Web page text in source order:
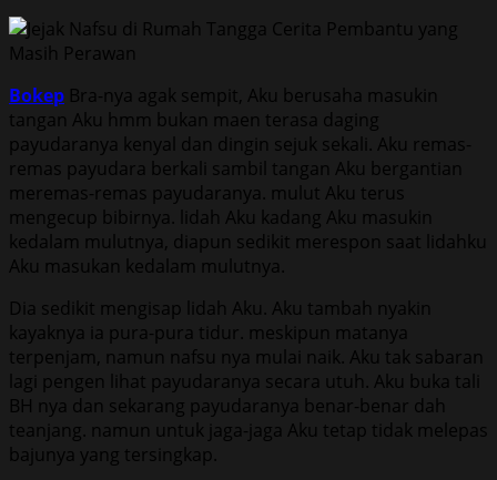
Bokep Bra-nya agak sempit, Aku berusaha masukin
tangan Aku hmm bukan maen terasa daging
payudaranya kenyal dan dingin sejuk sekali. Aku remas-
remas payudara berkali sambil tangan Aku bergantian
meremas-remas payudaranya. mulut Aku terus
mengecup bibirnya. lidah Aku kadang Aku masukin
kedalam mulutnya, diapun sedikit merespon saat lidahku
Aku masukan kedalam mulutnya.
Dia sedikit mengisap lidah Aku. Aku tambah nyakin
kayaknya ia pura-pura tidur. meskipun matanya
terpenjam, namun nafsu nya mulai naik. Aku tak sabaran
lagi pengen lihat payudaranya secara utuh. Aku buka tali
BH nya dan sekarang payudaranya benar-benar dah
teanjang. namun untuk jaga-jaga Aku tetap tidak melepas
bajunya yang tersingkap.